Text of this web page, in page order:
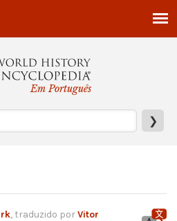
Em Português
❯
, traduzido porVitor